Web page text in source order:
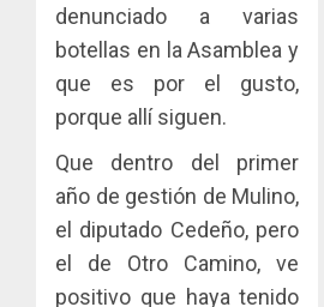
denunciado a varias
botellas en la Asamblea y
que es por el gusto,
porque allí siguen.
Que dentro del primer
año de gestión de Mulino,
el diputado Cedeño, pero
el de Otro Camino, ve
positivo que haya tenido